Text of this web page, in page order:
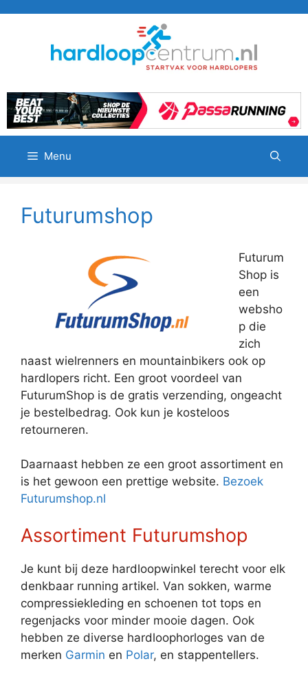
Menu
Futurumshop
Futurum
Shop is
een
websho
p die
zich
naast wielrenners en mountainbikers ook op
hardlopers richt. Een groot voordeel van
FuturumShop is de gratis verzending, ongeacht
je bestelbedrag. Ook kun je kosteloos
retourneren.
Daarnaast hebben ze een groot assortiment en
is het gewoon een prettige website. Bezoek
Futurumshop.nl
Assortiment Futurumshop
Je kunt bij deze hardloopwinkel terecht voor elk
denkbaar running artikel. Van sokken, warme
compressiekleding en schoenen tot tops en
regenjacks voor minder mooie dagen. Ook
hebben ze diverse hardloophorloges van de
merken Garmin en Polar, en stappentellers.